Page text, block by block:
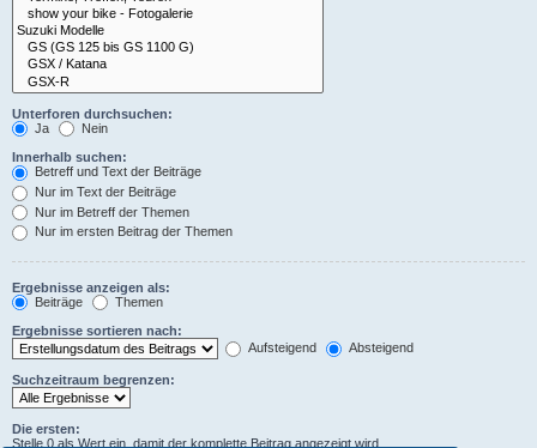
Unterforen durchsuchen:
Ja
Nein
Innerhalb suchen:
Betreff und Text der Beiträge
Nur im Text der Beiträge
Nur im Betreff der Themen
Nur im ersten Beitrag der Themen
Ergebnisse anzeigen als:
Beiträge
Themen
Ergebnisse sortieren nach:
Aufsteigend
Absteigend
Suchzeitraum begrenzen:
Die ersten:
Stelle 0 als Wert ein, damit der komplette Beitrag angezeigt wird.